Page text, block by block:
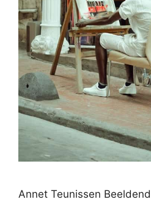
Annet Teunissen